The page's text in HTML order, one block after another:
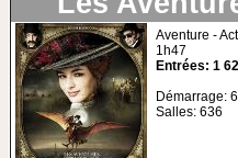
Aventure -
1h47
Entrées: 1
Démarrage:
Salles: 636